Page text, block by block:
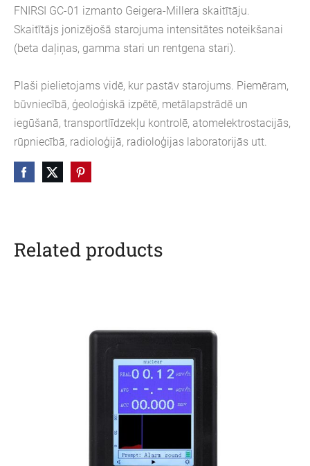
FNIRSI GC-01 izmanto Geigera-Millera skaitītāju.
Skaitītājs jonizējošā starojuma intensitātes noteikšanai
(beta daļiņas, gamma stari un rentgena stari).
Plaši pielietojams vidē, kur pastāv starojums. Piemēram,
būvniecībā, ģeoloģiskā izpētē, metālapstrādē un
iegūšanā, transportlīdzekļu kontrolē, atomelektrostacijās,
rūpniecībā, radioloģijā, radioloģijas laboratorijās utt.
Related products